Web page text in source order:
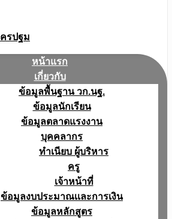
หน้าแรก
เกี่ยวกับ
ข้อมูลพื้นฐาน วก.นฐ.
ข้อมูลนักเรียน
ข้อมูลตลาดแรงงาน
บุคคลากร
ทำเนียบ ผู้บริหาร
ครู
เจ้าหน้าที่
ข้อมูลงบประมาณเเละการเงิน
ข้อมูลหลักสูตร